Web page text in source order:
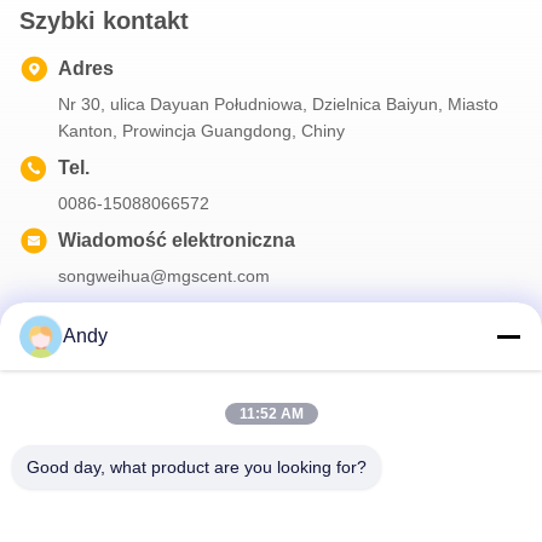
Szybki kontakt
Adres
Nr 30, ulica Dayuan Południowa, Dzielnica Baiyun, Miasto
Kanton, Prowincja Guangdong, Chiny
Tel.
0086-15088066572
Wiadomość elektroniczna
songweihua@mgscent.com
Andy
11:52 AM
Good day, what product are you looking for?